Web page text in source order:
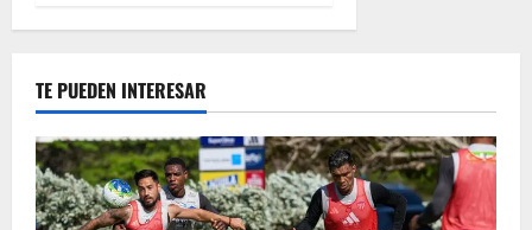
TE PUEDEN INTERESAR